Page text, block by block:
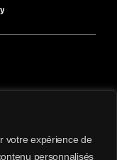
votre expérience de
personnalisés